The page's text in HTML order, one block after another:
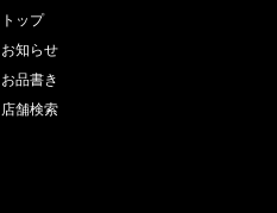
トップ
お知らせ
お品書き
店舗検索